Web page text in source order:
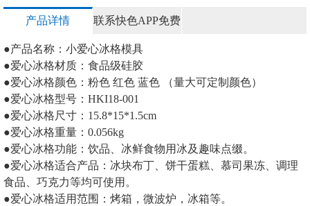
产品详情 联系快色APP免费
视频
●产品名称：小爱心冰格模具
●爱心冰格材质： 食品级硅胶
●爱心冰格颜色：粉色 红色 蓝色 （量大可定制颜色）
●爱心冰格型号：HKI18-001
●爱心冰格尺寸：15.8*15*1.5cm
●爱心冰格重量：0.056kg
●爱心冰格功能：饮品、冰鲜食物用冰及趣味点缀。
●爱心冰格适合产品：冰块布丁、饼干蛋糕、慕司果冻、调理
食品、巧克力等均可使用。
●爱心冰格适用范围：烤箱，微波炉，冰箱等。